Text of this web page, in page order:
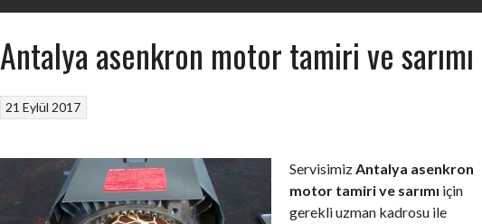
Antalya asenkron motor tamiri ve sarımı
21 Eylül 2017
ServisimizAntalya asenkron
motor tamiri ve sarımı için
gerekli uzman kadrosu ile